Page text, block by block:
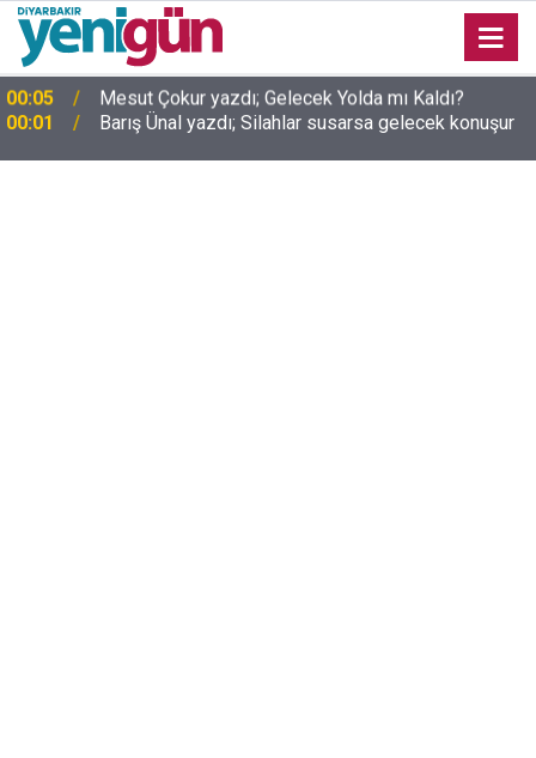
00:01 Barış Ünal yazdı; Silahlar susarsa gelecek konuşur